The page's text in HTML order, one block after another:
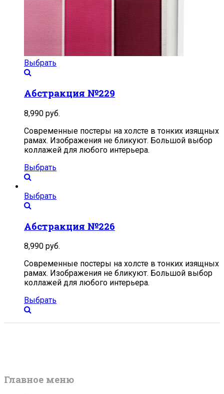
Выбрать
Абстракция №229
8,990 руб.
Современные постеры на холсте в тонких изящных
рамах. Изображения не бликуют. Большой выбор
коллажей для любого интерьера.
Выбрать
Выбрать
Абстракция №226
8,990 руб.
Современные постеры на холсте в тонких изящных
рамах. Изображения не бликуют. Большой выбор
коллажей для любого интерьера.
Выбрать
Главное меню